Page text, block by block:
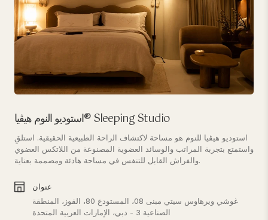
استوديو النوم هيڤيا® Sleeping Studio
استوديو هيڤيا للنوم هو مساحة لاكتشاف الراحة الطبيعية الحقيقية. استلقِ
واستمتع بتجربة المراتب والوسائد العضوية المصنوعة من اللاتكس العضوي
والفراش القابل للتنفس في مساحة هادئة ومصممة بعناية.
عنوان
غوشي ويرهاوس سيتي مبنى 08، المستودع 80، القوز، المنطقة
الصناعية 3 - دبي، الإمارات العربية المتحدة